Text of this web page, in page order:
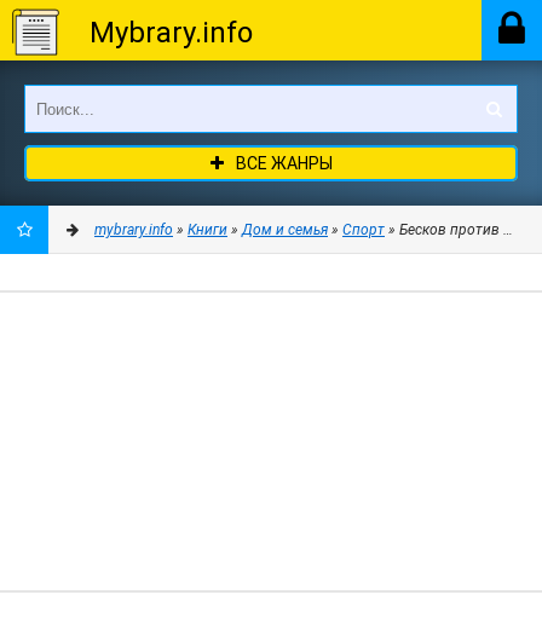
Mybrary.info
ВСЕ ЖАНРЫ
mybrary.info » Книги »Дом и семья » Спорт » Бесков против